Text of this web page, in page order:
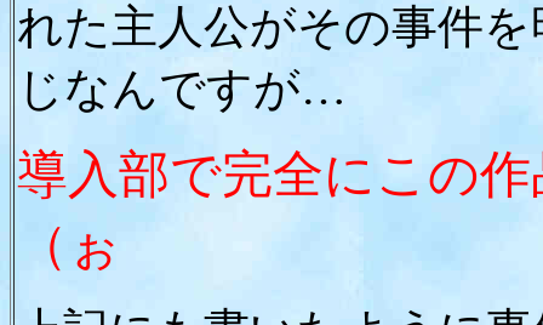
れた主人公がその事件
じなんですが…
導入部で完全にこの
（ぉ